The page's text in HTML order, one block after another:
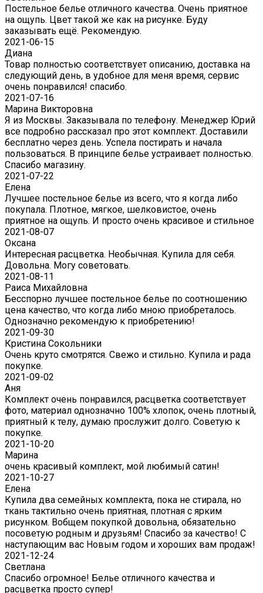
Постельное белье отличного качества. Очень приятное
на ощупь. Цвет такой же как на рисунке. Буду
заказывать ещё. Рекомендую.
2021-06-15
Диана
Товар полностью соответствует описанию, доставка на
следующий день, в удобное для меня время, сервис
очень понравился! спасибо.
2021-07-16
Марина Викторовна
Я из Москвы. Заказывала по телефону. Менеджер Юрий
все подробно рассказал про этот комплект. Доставили
бесплатно через день. Успела постирать и начала
пользоваться. В принципе белье устраивает полностью.
Спасибо магазину.
2021-07-22
Eлена
Лучшее постельное белье из всего, что я когда либо
покупала. Плотное, мягкое, шелковистое, очень
приятное на ощупь. И просто очень красивое и стильное
2021-08-07
Оксана
Интересная расцветка. Необычная. Купила для себя.
Довольна. Могу советовать.
2021-08-11
Раиса Михайловна
Бесспорно лучшее постельное белье по соотношению
цена качество, что когда либо мною приобреталось.
Однозначно рекомендую к приобретению!
2021-09-30
Кристина Сокольники
Очень круто смотрятся. Свежо и стильно. Купила и рада
покупке.
2021-09-02
Аня
Комплект очень понравился, расцветка соответствует
фото, материал однозначно 100% хлопок, очень плотный,
приятный к телу, думаю прослужит долго. Советую к
покупке.
2021-10-20
Марина
очень красивый комплект, мой любимый сатин!
2021-10-27
Елена
Купила два семейных комплекта, пока не стирала, но
ткань тактильно очень приятная, плотная с ярким
рисунком. Вобщем покупкой довольна, обязательно
посоветую родным и друзьям! Спасибо за качество! С
наступающим вас Новым годом и хороших вам продаж!
2021-12-24
Светлана
Спасибо огромное! Белье отличного качества и
расцветка просто супер!